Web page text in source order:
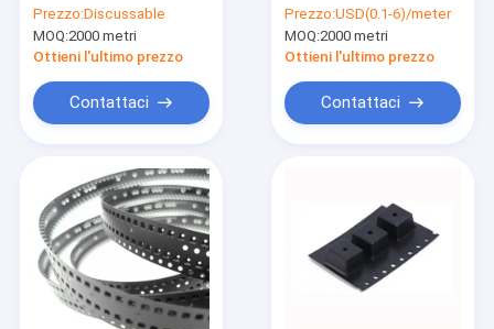
conduttivo di
componente
elettronico dell'ABS
capacità
Prezzo:Discussable
MOQ:2000 metri
Ottieni l'ultimo prezzo
Contattaci
88mm ESD per il
condensatore della
perla del fusibile
Prezzo:USD(0.1-6)/meter
MOQ:2000 metri
Ottieni l'ultimo prezzo
Contattaci